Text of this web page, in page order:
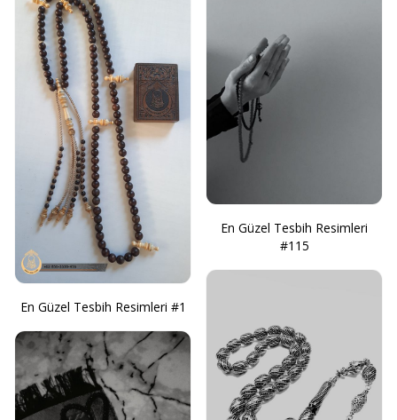
En Güzel Tesbih Resimleri #1
En Güzel Tesbih Resimleri
#115